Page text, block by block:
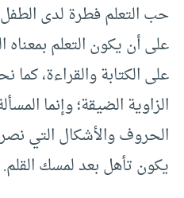
حب التعلم فطرة لدى
على أن يكون التعلم بمعناه
على الكتابة والقراءة،
الزاوية الضيقة؛ وإنما
الحروف والأشكال التي
يكون تأهل بعد لمسك القلم.